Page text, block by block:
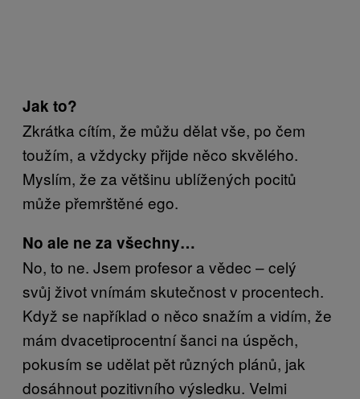
Jak to?
Zkrátka cítím, že můžu dělat vše, po čem
toužím, a vždycky přijde něco skvělého.
Myslím, že za většinu ublížených pocitů
může přemrštěné ego.
No ale ne za všechny…
No, to ne. Jsem profesor a vědec – celý
svůj život vnímám skutečnost v procentech.
Když se například o něco snažím a vidím, že
mám dvacetiprocentní šanci na úspěch,
pokusím se udělat pět různých plánů, jak
dosáhnout pozitivního výsledku. Velmi